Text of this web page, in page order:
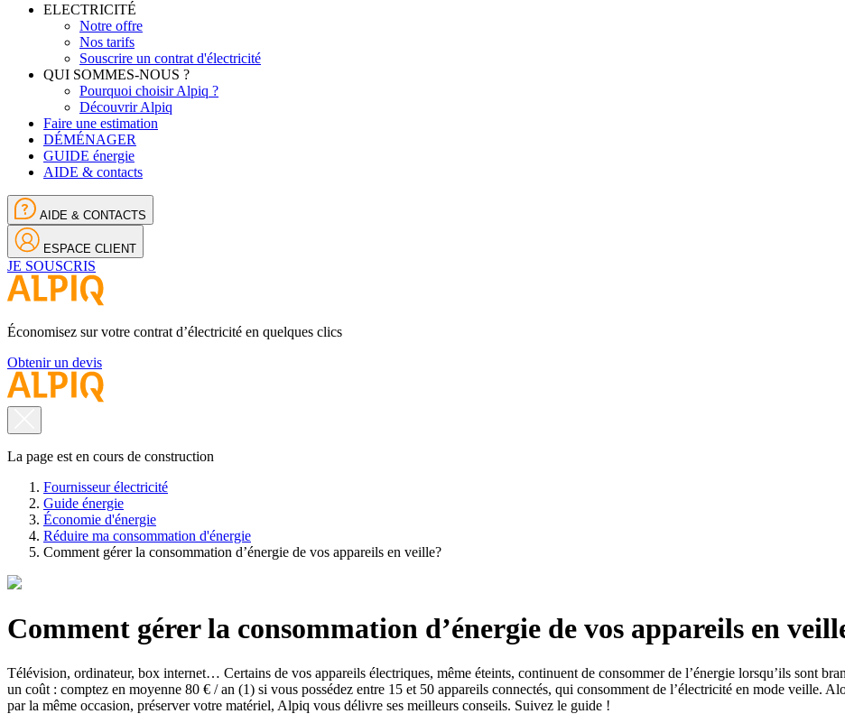
ELECTRICITÉ
Notre offre
Nos tarifs
Souscrire un contrat d'électricité
QUI SOMMES-NOUS ?
Pourquoi choisir Alpiq ?
Découvrir Alpiq
Faire une estimation
DÉMÉNAGER
GUIDE énergie
AIDE & contacts
AIDE & CONTACTS
ESPACE CLIENT
JE SOUSCRIS
Économisez sur votre contrat d’électricité en quelques clics
Obtenir un devis
La page est en cours de construction
Fournisseur électricité
Guide énergie
Économie d'énergie
Réduire ma consommation d'énergie
Comment gérer la consommation d’énergie de vos appareils en veille?
Comment gérer la consommation d’énergie de vos appareils en
Télévision, ordinateur, box internet… Certains de vos appareils électriques, même éteints, continuent de consommer de l’énergie lorsqu’ils sont
un coût : comptez en moyenne 80 € / an (1) si vous possédez entre 15 et 50 appareils connectés, qui consomment de l’électricité en mode veille.
par la même occasion, préserver votre matériel, Alpiq vous délivre ses meilleurs conseils. Suivez le guide !